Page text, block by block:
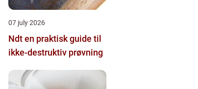
07 july 2026
Ndt en praktisk guide til
ikke-destruktiv prøvning